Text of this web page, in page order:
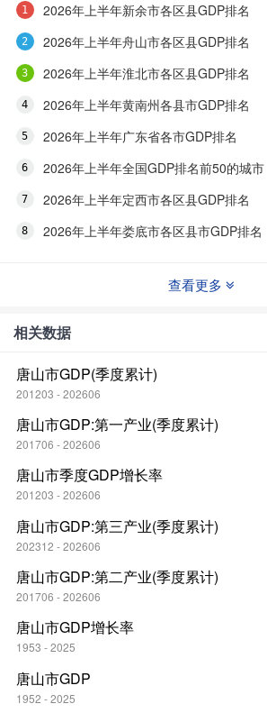
2026年上半年新余市各区县GDP排名
2026年上半年舟山市各区县GDP排名
2026年上半年淮北市各区县GDP排名
2026年上半年黄南州各县市GDP排名
2026年上半年广东省各市GDP排名
2026年上半年全国GDP排名前50的城市
2026年上半年定西市各区县GDP排名
2026年上半年娄底市各区县市GDP排名
查看更多
相关数据
唐山市GDP(季度累计)
201203 - 202606
唐山市GDP:第一产业(季度累计)
201706 - 202606
唐山市季度GDP增长率
201203 - 202606
唐山市GDP:第三产业(季度累计)
202312 - 202606
唐山市GDP:第二产业(季度累计)
201706 - 202606
唐山市GDP增长率
1953 - 2025
唐山市GDP
1952 - 2025